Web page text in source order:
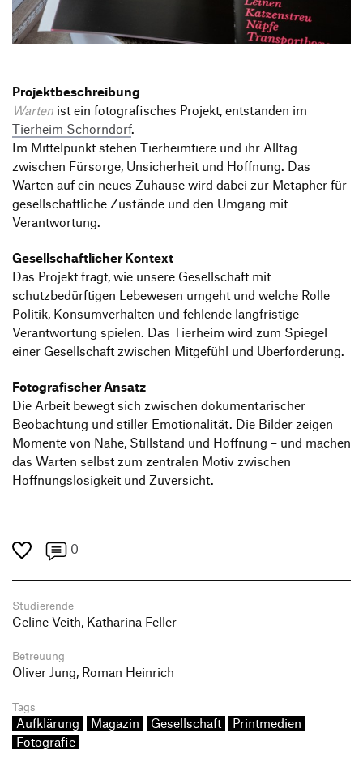
Transfer und Kooperation
Produktgestaltung B.A.
Strategische Gestaltung M.A.
Projektbeschreibung
Warten ist ein fotografisches Projekt, entstanden im
Tierheim Schorndorf.
Im Mittelpunkt stehen Tierheimtiere und ihr Alltag
zwischen Fürsorge, Unsicherheit und Hoffnung. Das
Warten auf ein neues Zuhause wird dabei zur Metapher für
gesellschaftliche Zustände und den Umgang mit
Verantwortung.
Gesellschaftlicher Kontext
Das Projekt fragt, wie unsere Gesellschaft mit
schutzbedürftigen Lebewesen umgeht und welche Rolle
Politik, Konsumverhalten und fehlende langfristige
Verantwortung spielen. Das Tierheim wird zum Spiegel
einer Gesellschaft zwischen Mitgefühl und Überforderung.
Fotografischer Ansatz
Die Arbeit bewegt sich zwischen dokumentarischer
Beobachtung und stiller Emotionalität. Die Bilder zeigen
Momente von Nähe, Stillstand und Hoffnung – und machen
das Warten selbst zum zentralen Motiv zwischen
Hoffnungslosigkeit und Zuversicht.
0
Studierende
Celine Veith, Katharina Feller
Betreuung
Oliver Jung, Roman Heinrich
Tags
Aufklärung Magazin Gesellschaft
Printmedien
Fotografie